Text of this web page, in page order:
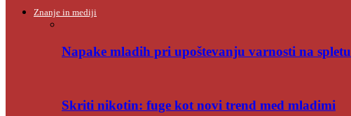
Znanje in mediji
Napake mladih pri upoštevanju varnosti na spletu
Skriti nikotin: fuge kot novi trend med mladimi